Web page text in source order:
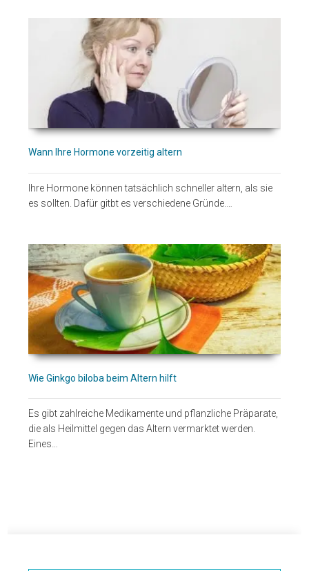
Wann Ihre Hormone vorzeitig altern
Ihre Hormone können tatsächlich schneller altern, als sie
es sollten. Dafür gitbt es verschiedene Gründe.…
Wie Ginkgo biloba beim Altern hilft
Es gibt zahlreiche Medikamente und pflanzliche Präparate,
die als Heilmittel gegen das Altern vermarktet werden.
Eines…